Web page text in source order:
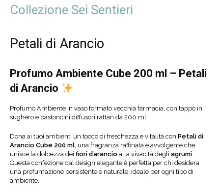
Collezione Sei Sentieri
Petali di Arancio
Profumo Ambiente Cube 200 ml – Petali
di Arancio
Profumo Ambiente in vaso formato vecchia farmacia, con tappo in
sughero e bastoncini diffusori rattan da 200 ml.
Dona ai tuoi ambienti un tocco di freschezza e vitalità con Petali di
Arancio Cube 200 ml, una fragranza raffinata e avvolgente che
unisce la dolcezza dei fiori d’arancio alla vivacità degli agrumi.
Questa confezione dal design elegante è perfetta per chi desidera
una profumazione persistente e naturale, ideale per ogni tipo di
ambiente.